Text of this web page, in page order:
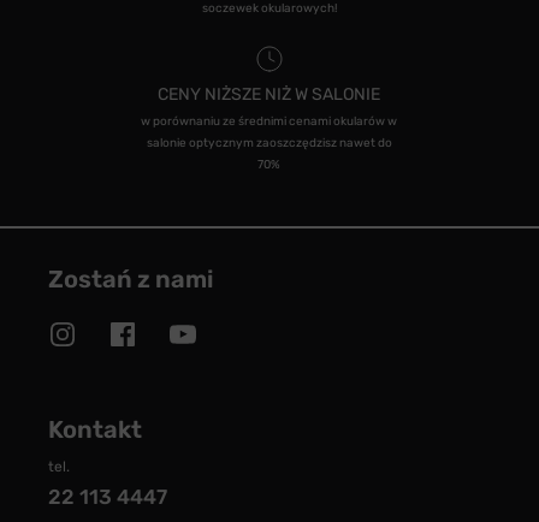
soczewek okularowych!
CENY NIŻSZE NIŻ W SALONIE
w porównaniu ze średnimi cenami okularów w
salonie optycznym zaoszczędzisz nawet do
70%
Zostań z nami
Kontakt
tel.
22 113 4447